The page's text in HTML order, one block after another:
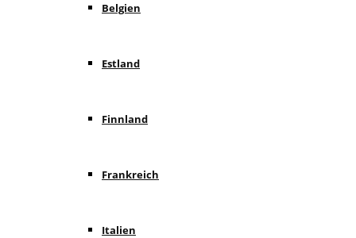
Belgien
Estland
Finnland
Frankreich
Italien